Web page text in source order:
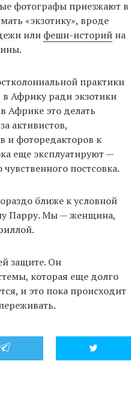
фотографы приезжают в
«экзотику», вроде
или фешн-историй на
практики
Африку ради экзотики
Африке это делать
активистов,
и фоторедакторов к
еще эксплуатируют —
постсовка.
ближе к условной
Парру. Мы — женщина,
защите. Он
которая еще долго
и это пока происходит